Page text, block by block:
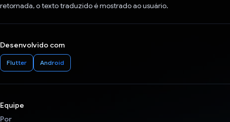
retornada, o texto traduzido é mostrado ao usuário.
Desenvolvido com
Flutter Android
Equipe
Por